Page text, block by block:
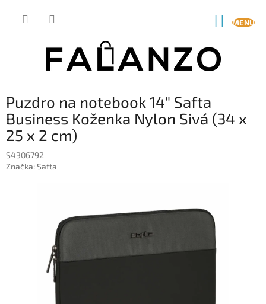
Puzdro na notebook 14" Safta
Business Koženka Nylon Sivá (34 x
25 x 2 cm)
S4306792
Značka:Safta